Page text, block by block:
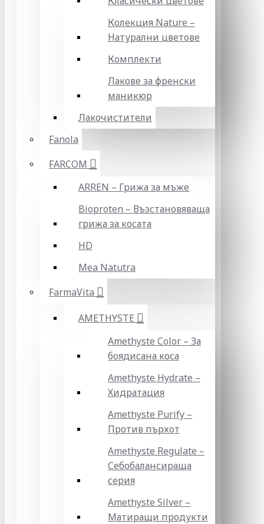
Колекция Nature –
Натурални цветове
Комплекти
Лакове за френски
маникюр
Лакочистители
Fanola
FARCOM
ARREN – Грижа за мъже
Bioproten – Възстановяваща
грижа за косата
HD
Mea Natutra
FarmaVita
AMETHYSTE
Amethyste Color – За
боядисана коса
Amethyste Hydrate –
Хидратация
Amethyste Purify –
Против пърхот
Amethyste Regulate –
Себобалансираща
серия
Amethyste Silver –
Матиращи продукти